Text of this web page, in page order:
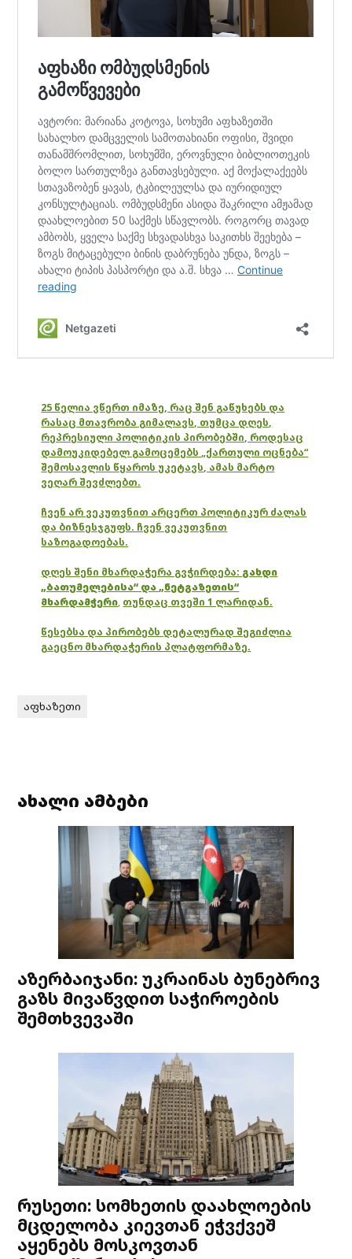
25 წელია ვწერთ იმაზე, რაც შენ გაწუხებს და
რასაც მთავრობა გიმალავს, თუმცა დღეს,
რეპრესიული პოლიტიკის პირობებში, როდესაც
დამოუკიდებელ გამოცემებს „ქართული ოცნება“
შემოსავლის წყაროს უკეტავს, ამას მარტო
ვეღარ შევძლებთ.
ჩვენ არ ვეკუთვნით არცერთ პოლიტიკურ ძალას
და ბიზნესჯგუფს. ჩვენ ვეკუთვნით
საზოგადოებას.
დღეს შენი მხარდაჭერა გვჭირდება: გახდი
„ბათუმელებისა“ და „ნეტგაზეთის“
მხარდამჭერი, თუნდაც თვეში 1 ლარიდან.
წესებსა და პირობებს დეტალურად შეგიძლია
გაეცნო მხარდაჭერის პლატფორმაზე.
აფხაზეთი
ახალი ამბები
აზერბაიჯანი: უკრაინას ბუნებრივ
გაზს მივაწვდით საჭიროების
შემთხვევაში
რუსეთი: სომხეთის დაახლოების
მცდელობა კიევთან ეჭვქვეშ
აყენებს მოსკოვთან